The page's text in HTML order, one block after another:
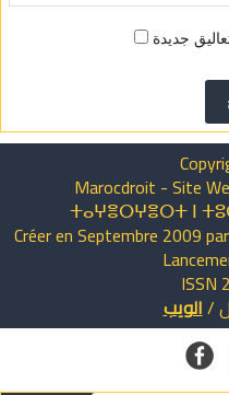
جديدة
Marocdroit - Site
ⵜⴰⵖⴻⵔⵖⴻⵔⵜ ⵏ
Créer en Septembre 2009
ISSN
/الويب